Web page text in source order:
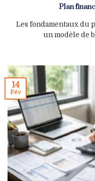
Plan
Les fondamentaux du
un modèle de
14
Fév